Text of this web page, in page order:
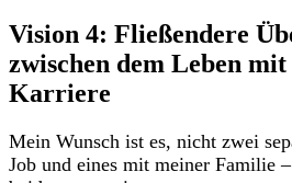
Vision 4: Fließendere
zwischen dem Leben
Karriere
Mein Wunsch ist es, nicht zwei
Job und eines mit meiner Familie